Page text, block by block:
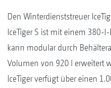
Den Winterdienststreuer
IceTiger S ist mit einem 380-
kann modular durch
Volumen von 920 l erweitert
IceTiger verfügt über einen